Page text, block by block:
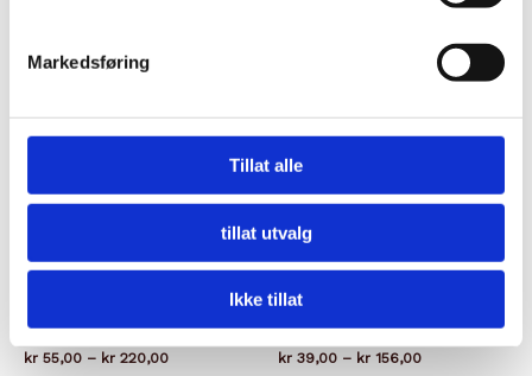
Markedsføring
Tillat alle
tillat utvalg
Ikke tillat
GRILLEDE ARTISJOKKER
kr 55,00 – kr 220,00Prisområde:
TAPAS
OLIVEN CERIGNOLA VERDE
kr 39,00 – kr 156,00Prisområde: